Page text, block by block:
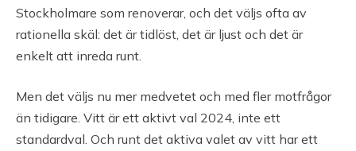
Stockholmare som renoverar, och det väljs ofta av
rationella skäl: det är tidlöst, det är ljust och det är
enkelt att inreda runt.
Men det väljs nu mer medvetet och med fler motfrågor
än tidigare. Vitt är ett aktivt val 2024, inte ett
standardval. Och runt det aktiva valet av vitt har ett